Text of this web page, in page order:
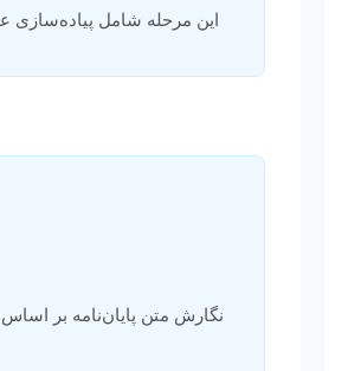
این مرحله شامل پیاده‌سازی
نگارش متن پایان‌نامه بر